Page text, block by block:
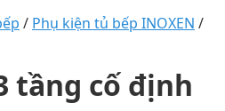
/ Phụ kiện tủ bếp INOXEN /
tầng cố định